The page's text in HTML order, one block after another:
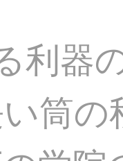
利器
筒の